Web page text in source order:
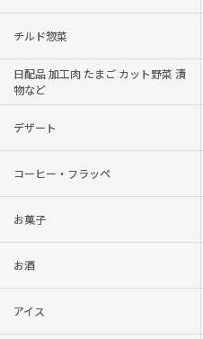
チルド惣菜
日配品 加工肉 たまご カット野菜 漬
物など
デザート
コーヒー・フラッペ
お菓子
お酒
アイス